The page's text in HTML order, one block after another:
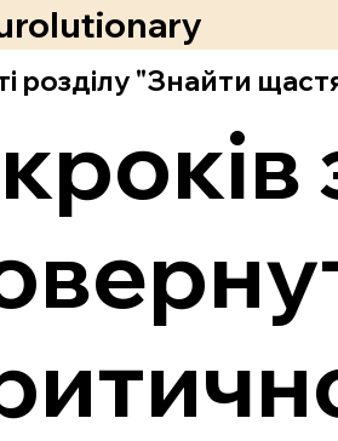
розділу "Знайти